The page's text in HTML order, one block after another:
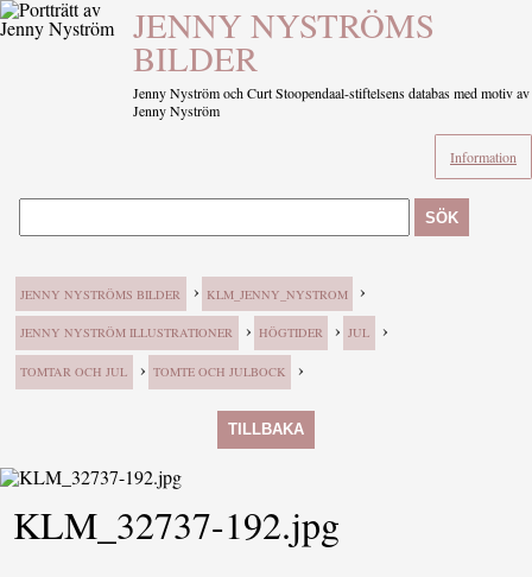
JENNY NYSTRÖMS
BILDER
Jenny Nyström och Curt Stoopendaal-stiftelsens databas med motiv av
Jenny Nyström
Information
SÖK
JENNY NYSTRÖMS BILDER › KLM_JENNY_NYSTROM ›
JENNY NYSTRÖM ILLUSTRATIONER › HÖGTIDER › JUL ›
TOMTAR OCH JUL › TOMTE OCH JULBOCK ›
TILLBAKA
KLM_32737-192.jpg